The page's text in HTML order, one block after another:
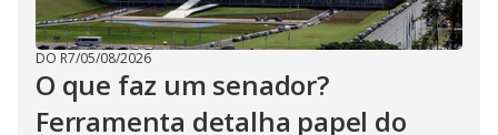
DO R7/05/08/2026
O que faz um senador?
Ferramenta detalha papel do